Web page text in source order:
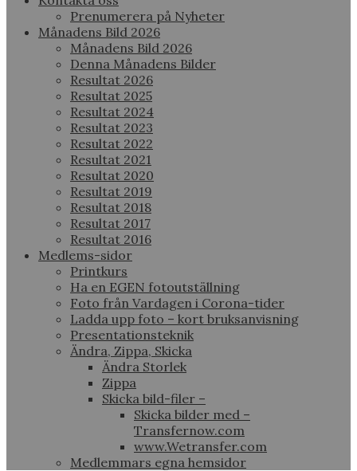
Prenumerera på Nyheter
Månadens Bild 2026
Månadens Bild 2026
Denna Månadens Bilder
Resultat 2026
Resultat 2025
Resultat 2024
Resultat 2023
Resultat 2022
Resultat 2021
Resultat 2020
Resultat 2019
Resultat 2018
Resultat 2017
Resultat 2016
Medlems-sidor
Printkurs
Ha en EGEN fotoutställning
Foto från Vardagen i Corona-tider
Ladda upp foto – kort bruksanvisning
Presentationsteknik
Ändra, Zippa, Skicka
Ändra Storlek
Zippa
Skicka bild-filer –
Skicka bilder med –
Transfernow.com
www.Wetransfer.com
Medlemmars egna hemsidor